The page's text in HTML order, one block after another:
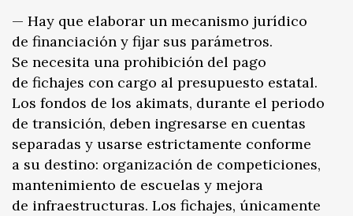
— Hay que elaborar un mecanismo jurídico
de financiación y fijar sus parámetros.
Se necesita una prohibición del pago
de fichajes con cargo al presupuesto estatal.
Los fondos de los akimats, durante el periodo
de transición, deben ingresarse en cuentas
separadas y usarse estrictamente conforme
a su destino: organización de competiciones,
mantenimiento de escuelas y mejora
de infraestructuras. Los fichajes, únicamente